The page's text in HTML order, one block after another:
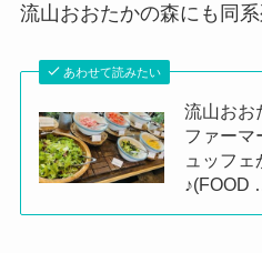
流山おおたかの森にも同
あわせて読みたい
流山おお
ファーマ
ュッフ
♪(FOOD